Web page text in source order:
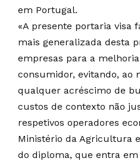
em Portugal.
«A presente portaria visa
mais generalizada desta
empresas para a
consumidor, evitando, ao
qualquer acréscimo de
custos de contexto não
respetivos operadores
Ministério da Agricultura
do diploma, que entra